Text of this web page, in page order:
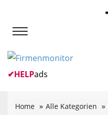
✔HELPads
Home Alle Kategorien